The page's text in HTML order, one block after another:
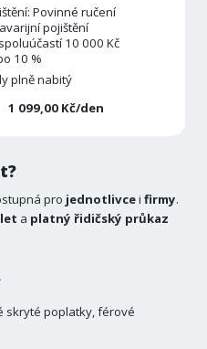
Povinné ručení
pojištění
10 000 Kč
10 %
plně nabitý
1 099,00 Kč/den
pro jednotlivcei firmy.
a platný řidičský průkaz
skryté poplatky, férové